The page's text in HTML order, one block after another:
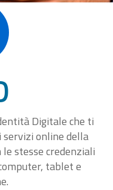
Digitale che ti
online della
stesse credenziali
tablet e